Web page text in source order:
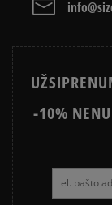
PayPal -
sumokėti
Paslauga
-10%